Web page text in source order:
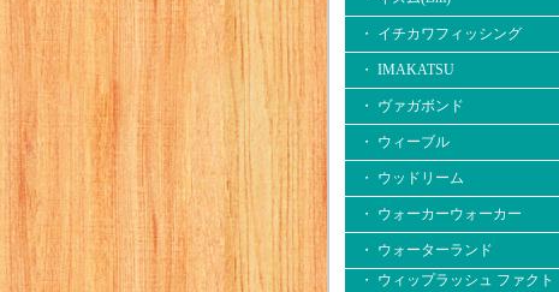
・ イチカワフィッシング
・ IMAKATSU
・ ヴァガボンド
・ ウィーブル
・ ウッドリーム
・ ウォーカーウォーカー
・ ウォーターランド
・ ウィップラッシュ ファクト